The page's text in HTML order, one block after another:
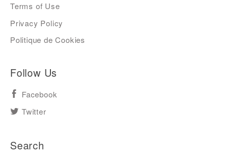
Terms of Use
Privacy Policy
Politique de Cookies
Follow Us
Facebook
Twitter
Search